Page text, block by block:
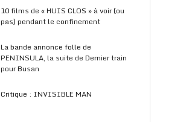
10 films de « HUIS CLOS » à voir (ou
pas) pendant le confinement
La bande annonce folle de
PENINSULA, la suite de Dernier train
pour Busan
Critique : INVISIBLE MAN